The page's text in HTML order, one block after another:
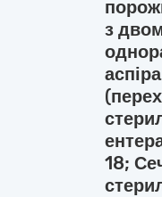
з
18;